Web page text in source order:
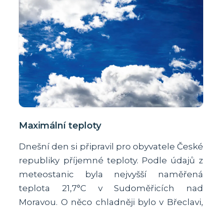
Maximální teploty
Dnešní den si připravil pro obyvatele České
republiky příjemné teploty. Podle údajů z
meteostanic byla nejvyšší naměřená
teplota 21,7°C v Sudoměřicích nad
Moravou. O něco chladněji bylo v Břeclavi,